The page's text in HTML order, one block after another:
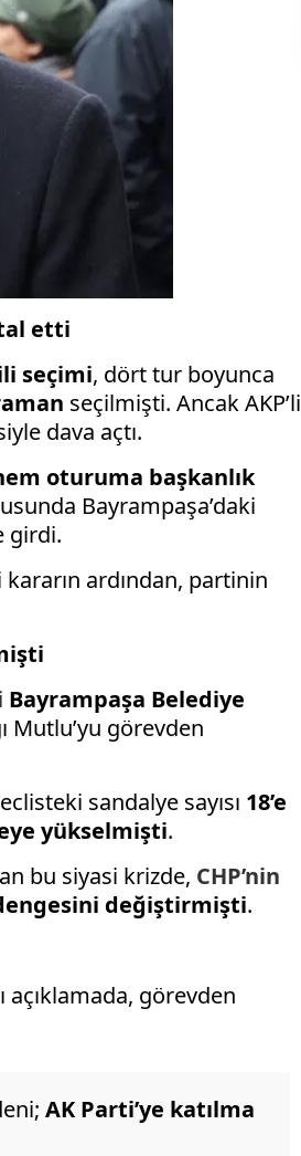
etti
seçimi, dört tur boyunca
seçilmişti. Ancak AKP’li
dava açtı.
oturuma başkanlık
Bayrampaşa’daki
girdi.
ardından, partinin
Bayrampaşa Belediye
Mutlu’yu görevden
sandalye sayısı 18’e
yükselmişti.
bu siyasi krizde, CHP’nin
değiştirmişti.
açıklamada, görevden
AK Parti’ye katılma